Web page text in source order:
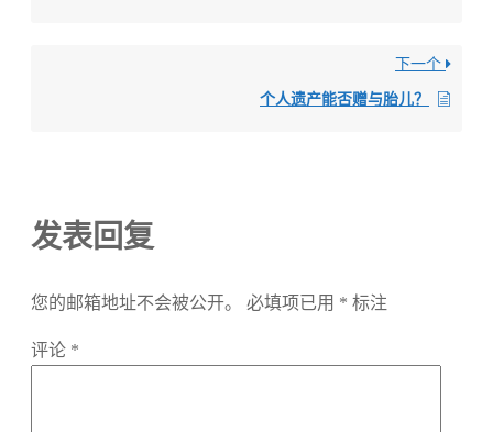
下一个
个人遗产能否赠与胎儿？
发表回复
您的邮箱地址不会被公开。 必填项已用 * 标注
评论 *